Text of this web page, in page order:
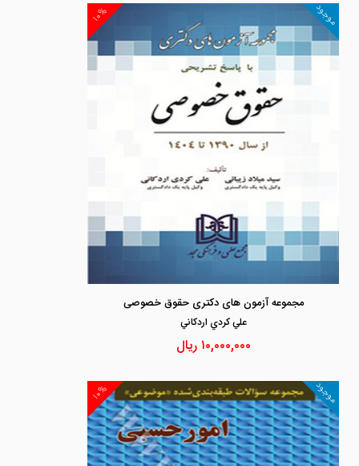
۱۰% موجود
مجموعه آزمون های دکتری حقوق خصوصی
علي كردي اردكاني
۱۰,۰۰۰,۰۰۰ ریال
۱۰% موجود